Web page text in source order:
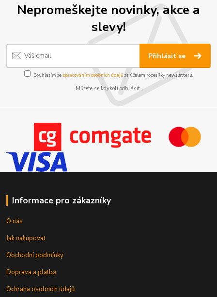
Nepromeškejte novinky, akce a
slevy!
Přihlásit se
Souhlasím se zpracováním osobních údajůza účelem rozesílky newsletteru.
Můžete se kdykoli odhlásit.
Informace pro zákazníky
O nás
Jak nakupovat
Obchodní podmínky
Doprava a platba
Ochrana osobních údajů